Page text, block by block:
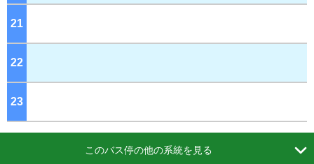
21
22
23
このバス停の他の系統を見る 